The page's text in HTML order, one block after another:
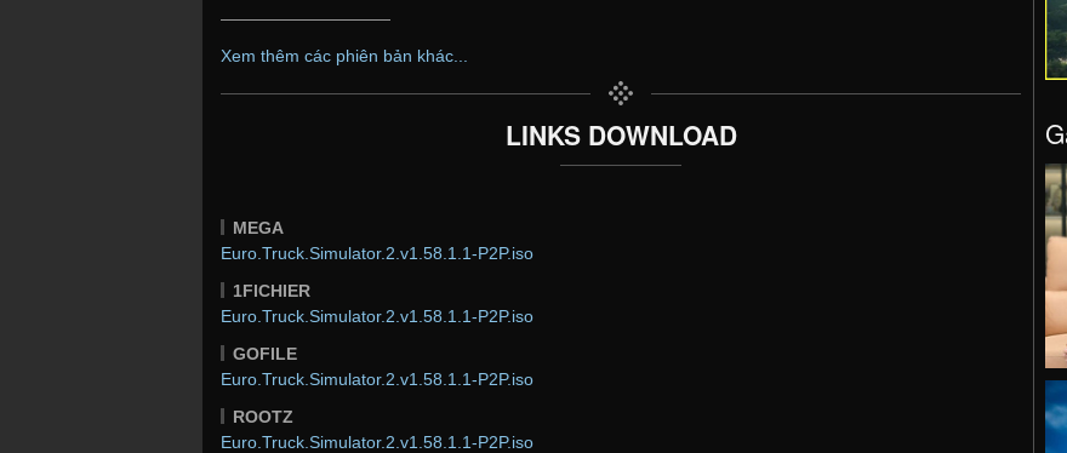
——————————
Xem thêm các phiên bản khác...
LINKS DOWNLOAD
MEGA
Euro.Truck.Simulator.2.v1.58.1.1-P2P.iso
1FICHIER
Euro.Truck.Simulator.2.v1.58.1.1-P2P.iso
GOFILE
Euro.Truck.Simulator.2.v1.58.1.1-P2P.iso
ROOTZ
Euro.Truck.Simulator.2.v1.58.1.1-P2P.iso